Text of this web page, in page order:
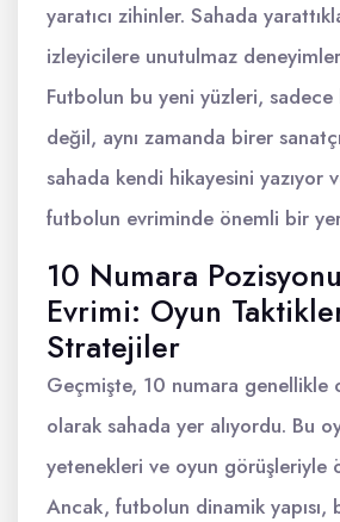
yaratıcı zihinler. Sahada
izleyicilere unutulmaz
Futbolun bu yeni yüzleri,
değil, aynı zamanda birer
sahada kendi hikayesini yazıyor
futbolun evriminde önemli bir
10 Numara
Evrimi: Oyun
Stratejiler
Geçmişte, 10 numara genellikle
olarak sahada yer alıyordu. Bu
yetenekleri ve oyun görüşleriyle
Ancak, futbolun dinamik yapısı,